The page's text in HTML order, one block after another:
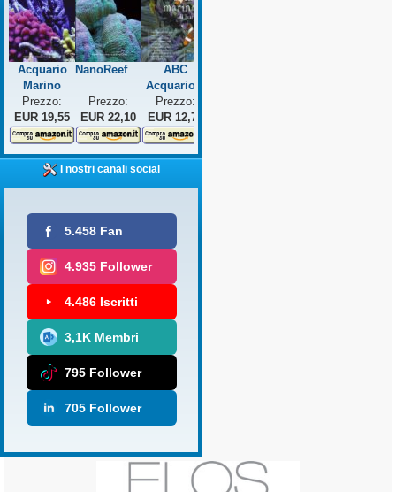
Acquario
Marino
NanoReef
ABC
Acquario...
Prezzo:
EUR 19,55
Prezzo:
EUR 22,10
Prezzo:
EUR 12,75
I nostri canali social
5.458 Fan
4.935 Follower
4.486 Iscritti
3,1K Membri
795 Follower
705 Follower